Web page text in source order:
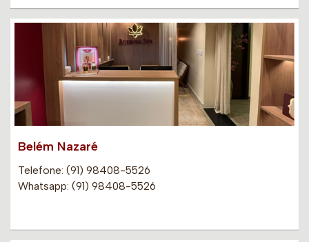
Belém Nazaré
Telefone: (91) 98408-5526
Whatsapp: (91) 98408-5526